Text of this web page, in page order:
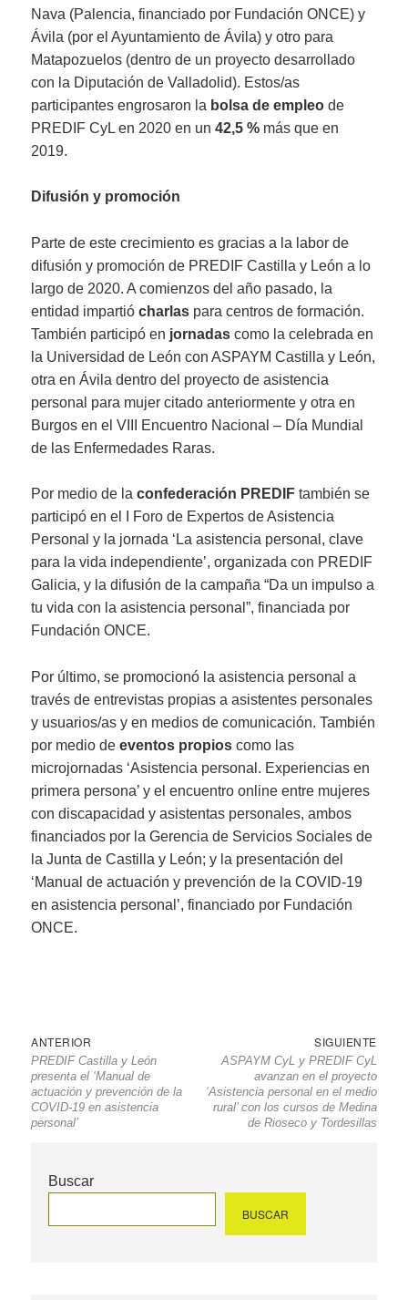
Nava (Palencia, financiado por Fundación ONCE) y
Ávila (por el Ayuntamiento de Ávila) y otro para
Matapozuelos (dentro de un proyecto desarrollado
con la Diputación de Valladolid). Estos/as
participantes engrosaron la bolsa de empleode
PREDIF CyL en 2020 en un42,5 % más que en
2019.
Difusión y promoción
Parte de este crecimiento es gracias a la labor de
difusión y promoción de PREDIF Castilla y León a lo
largo de 2020. A comienzos del año pasado, la
entidad impartiócharlas para centros de formación.
También participó en jornadas como la celebrada en
la Universidad de León con ASPAYM Castilla y León,
otra en Ávila dentro del proyecto de asistencia
personal para mujer citado anteriormente y otra en
Burgos en el VIII Encuentro Nacional – Día Mundial
de las Enfermedades Raras.
Por medio de la confederación PREDIF también se
participó en el I Foro de Expertos de Asistencia
Personal y la jornada ‘La asistencia personal, clave
para la vida independiente’, organizada con PREDIF
Galicia, y la difusión de la campaña “Da un impulso a
tu vida con la asistencia personal”, financiada por
Fundación ONCE.
Por último, se promocionó la asistencia personal a
través de entrevistas propias a asistentes personales
y usuarios/as y en medios de comunicación. También
por medio deeventos propios como las
microjornadas ‘Asistencia personal. Experiencias en
primera persona’ y el encuentro online entre mujeres
con discapacidad y asistentas personales, ambos
financiados por la Gerencia de Servicios Sociales de
la Junta de Castilla y León; y la presentación del
‘Manual de actuación y prevención de la COVID-19
en asistencia personal’, financiado por Fundación
ONCE.
Navegación
de
entradas
ANTERIOR
anterior
PREDIF Castilla y León
presenta el ‘Manual de
actuación y prevención de la
COVID-19 en asistencia
personal’
SIGUIENTE
ASPAYM CyL y PREDIF CyL
avanzan en el proyecto
‘Asistencia personal en el medio
rural’ con los cursos de Medina
de Rioseco y Tordesillas
Buscar
BUSCAR